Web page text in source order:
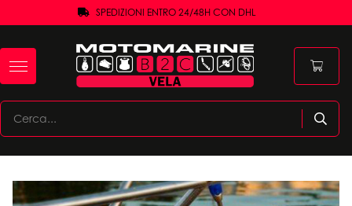
SPEDIZIONI ENTRO 24/48H CON DHL